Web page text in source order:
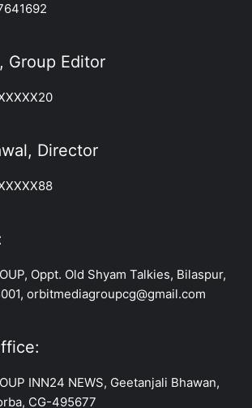
Group Editor
Director
Oppt. Old Shyam Talkies, Bilaspur,
orbitmediagroupcg@gmail.com
INN24 NEWS, Geetanjali Bhawan,
CG-495677